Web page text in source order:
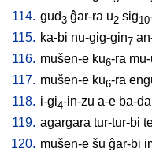
114. gud3 ĝar-ra u2 sig10
115. ka-bi nu-gig-gin7
116. mušen-e ku6-ra
117. mušen-e ku6-ra
118. i-gi4-in-zu a-e ba-
119. agargara tur-tur-bi
120. mušen-e šu ĝar-bi